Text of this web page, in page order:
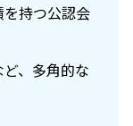
持つ公認会
、多角的な